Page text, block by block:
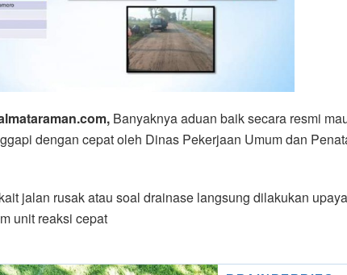
Banyaknya aduan baik secara resmi
dengan cepat oleh Dinas Pekerjaan Umum dan
jalan rusak atau soal drainase langsung dilakukan
unit reaksi cepat